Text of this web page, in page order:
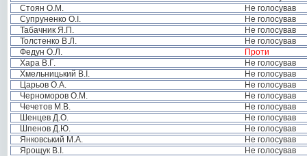
Стоян О.М.
Не голосував
Супруненко О.І.
Не голосував
Табачник Я.П.
Не голосував
Толстенко В.Л.
Не голосував
Федун О.Л.
Проти
Хара В.Г.
Не голосував
Хмельницький В.І.
Не голосував
Царьов О.А.
Не голосував
Черноморов О.М.
Не голосував
Чечетов М.В.
Не голосував
Шенцев Д.О.
Не голосував
Шпенов Д.Ю.
Не голосував
Янковський М.А.
Не голосував
Ярощук В.І.
Не голосував